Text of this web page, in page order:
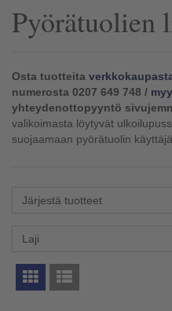
Pyörätuolien
Osta tuotteita
numerosta 0207 649 748 /
yhteydenottopyyntö
valikoimasta löytyvät
suojaamaan pyörätuolin
Järjestä tuotteet
Laji